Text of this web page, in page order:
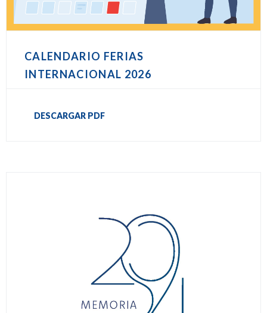
CALENDARIO FERIAS
INTERNACIONAL 2026
DESCARGAR PDF